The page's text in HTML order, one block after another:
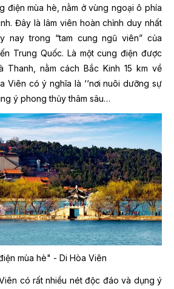
điện mùa hè, nằm ở vùng ngoại ô phía
Đây là lâm viên hoàn chỉnh duy nhất
nay trong “tam cung ngũ viên” của
Trung Quốc. Là một cung điện được
Thanh, nằm cách Bắc Kinh 15 km về
Viên có ý nghĩa là ‘‘nơi nuôi dưỡng sự
ý phong thủy thâm sâu…
mùa hè" - Di Hòa Viên
có rất nhiều nét độc đáo và dụng ý